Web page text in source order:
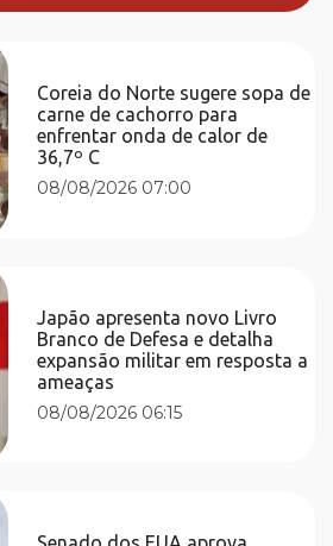
Coreia do Norte sugere sopa de
carne de cachorro para
enfrentar onda de calor de
36,7º C
08/08/2026 07:00
Japão apresenta novo Livro
Branco de Defesa e detalha
expansão militar em resposta a
ameaças
08/08/2026 06:15